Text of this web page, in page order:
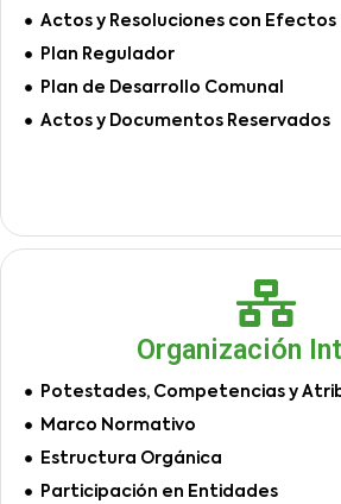
Actos y Resoluciones con Efectos
Plan Regulador
Plan de Desarrollo Comunal
Actos y Documentos Reservados
Organización
Potestades, Competencias y
Marco Normativo
Estructura Orgánica
Participación en Entidades